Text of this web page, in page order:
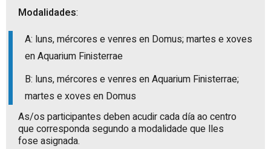
Modalidades:
A: luns, mércores e venres en Domus; martes e xoves
en Aquarium Finisterrae
B: luns, mércores e venres en Aquarium Finisterrae;
martes e xoves en Domus
As/os participantes deben acudir cada día ao centro
que corresponda segundo a modalidade que lles
fose asignada.